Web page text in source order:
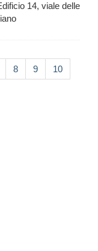
14, viale delle
8 9 10